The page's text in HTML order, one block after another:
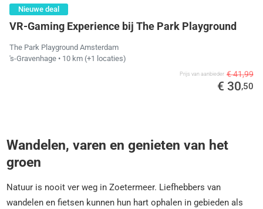
Nieuwe deal
VR-Gaming Experience bij The Park Playground
The Park Playground Amsterdam
's-Gravenhage • 10 km (+1 locaties)
Prijs van aanbieder € 41,99
€ 30,50
Wandelen, varen en genieten van het
groen
Natuur is nooit ver weg in Zoetermeer. Liefhebbers van
wandelen en fietsen kunnen hun hart ophalen in gebieden als